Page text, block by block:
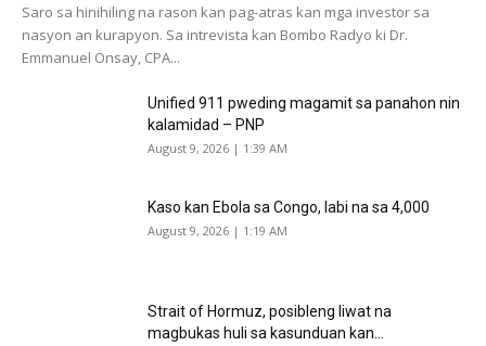
Saro sa hinihiling na rason kan pag-atras kan mga investor sa
nasyon an kurapyon. Sa intrevista kan Bombo Radyo ki Dr.
Emmanuel Onsay, CPA...
Unified 911 pweding magamit sa panahon nin
kalamidad – PNP
August 9, 2026 | 1:39 AM
Kaso kan Ebola sa Congo, labi na sa 4,000
August 9, 2026 | 1:19 AM
Strait of Hormuz, posibleng liwat na
magbukas huli sa kasunduan kan...